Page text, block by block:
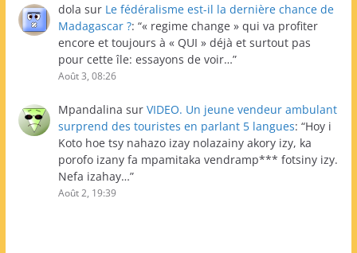
dola sur Le fédéralisme est-il la dernière chance de
Madagascar ?: “« regime change » qui va profiter
encore et toujours à « QUI » déjà et surtout pas
pour cette île: essayons de voir…”
Août 3, 08:26
Mpandalina sur VIDEO. Un jeune vendeur ambulant
surprend des touristes en parlant 5 langues: “Hoy i
Koto hoe tsy nahazo izay nolazainy akory izy, ka
porofo izany fa mpamitaka vendramp*** fotsiny izy.
Nefa izahay…”
Août 2, 19:39